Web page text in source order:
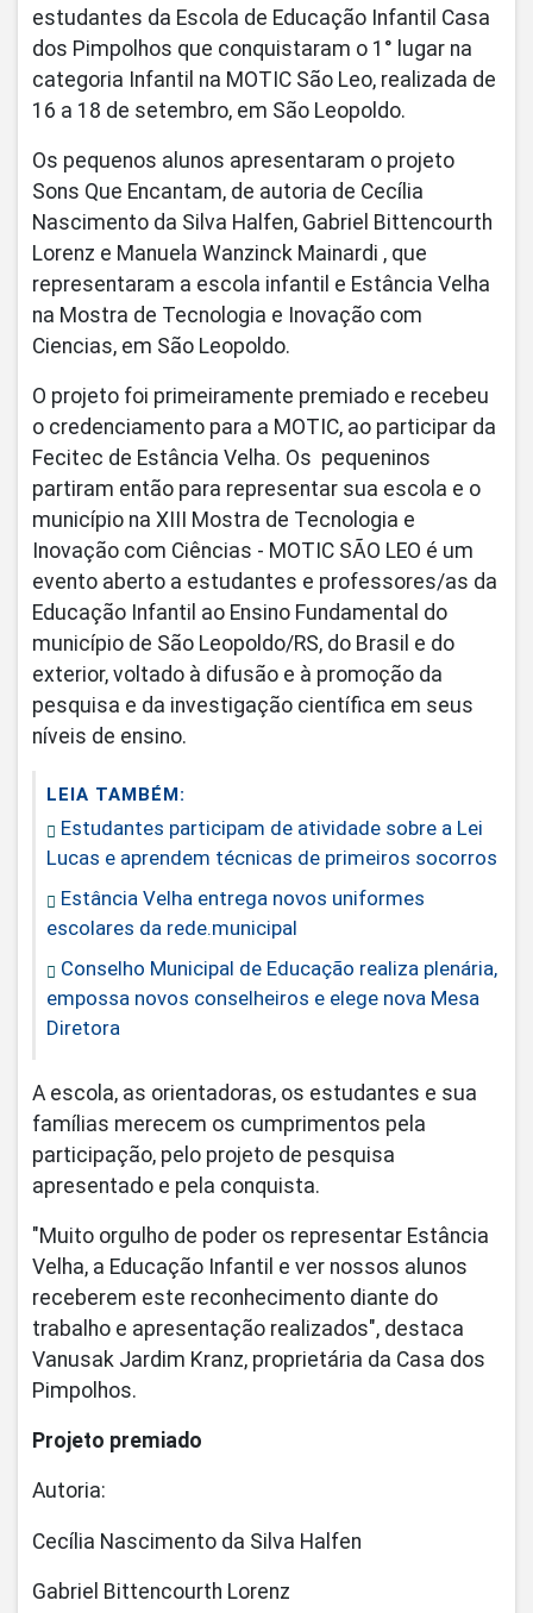
estudantes da Escola de Educação Infantil Casa
dos Pimpolhos que conquistaram o 1° lugar na
categoria Infantil na MOTIC São Leo, realizada de
16 a 18 de setembro, em São Leopoldo.
Os pequenos alunos apresentaram o projeto
Sons Que Encantam, de autoria de Cecília
Nascimento da Silva Halfen, Gabriel Bittencourth
Lorenz e Manuela Wanzinck Mainardi , que
representaram a escola infantil e Estância Velha
na Mostra de Tecnologia e Inovação com
Ciencias, em São Leopoldo.
O projeto foi primeiramente premiado e recebeu
o credenciamento para a MOTIC, ao participar da
Fecitec de Estância Velha. Os pequeninos
partiram então para representar sua escola e o
município na XIII Mostra de Tecnologia e
Inovação com Ciências - MOTIC SÃO LEO é um
evento aberto a estudantes e professores/as da
Educação Infantil ao Ensino Fundamental do
município de São Leopoldo/RS, do Brasil e do
exterior, voltado à difusão e à promoção da
pesquisa e da investigação científica em seus
níveis de ensino.
LEIA TAMBÉM:
Estudantes participam de atividade sobre a Lei
Lucas e aprendem técnicas de primeiros socorros
Estância Velha entrega novos uniformes
escolares da rede.municipal
Conselho Municipal de Educação realiza plenária,
empossa novos conselheiros e elege nova Mesa
Diretora
A escola, as orientadoras, os estudantes e sua
famílias merecem os cumprimentos pela
participação, pelo projeto de pesquisa
apresentado e pela conquista.
"Muito orgulho de poder os representar Estância
Velha, a Educação Infantil e ver nossos alunos
receberem este reconhecimento diante do
trabalho e apresentação realizados", destaca
Vanusak Jardim Kranz, proprietária da Casa dos
Pimpolhos.
Projeto premiado
Autoria:
Cecília Nascimento da Silva Halfen
Gabriel Bittencourth Lorenz